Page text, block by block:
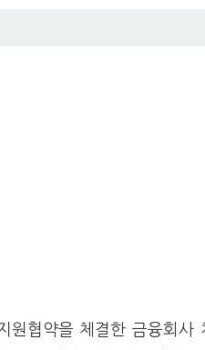
원협약을 체결한 금융회사